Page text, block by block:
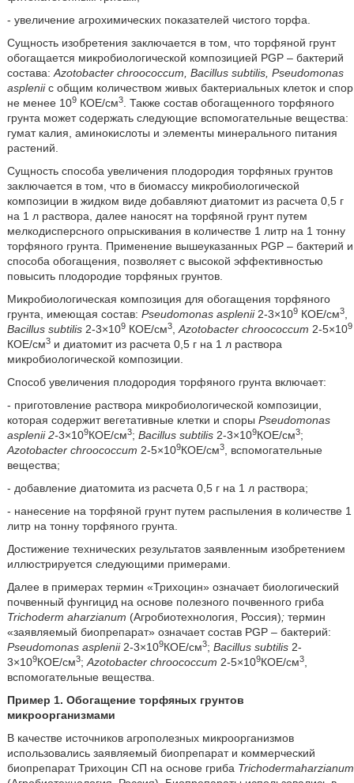
- увеличение агрохимических показателей чистого торфа.
Сущность изобретения заключается в том, что торфяной грунт
обогащается микробиологической композицией PGP – бактерий
состава: Azotobacter chroococcum, Bacillus subtilis, Pseudomonas
aspleniiс общим количеством живых бактериальных клеток и спор
не менее 109КОЕ/см3. Также состав обогащенного торфяного
грунта может содержать следующие вспомогательные вещества:
гумат калия, аминокислоты и элементы минерального питания
растений.
Сущность способа увеличения плодородия торфяных грунтов
заключается в том, что в биомассу микробиологической
композиции в жидком виде добавляют диатомит из расчета 0,5 г
на 1 л раствора, далее наносят на торфяной грунт путем
мелкодисперсного опрыскивания в количестве 1 литр на 1 тонну
торфяного грунта. Применение вышеуказанных PGP – бактерий и
способа обогащения, позволяет с высокой эффективностью
повысить плодородие торфяных грунтов.
Микробиологическая композиция для обогащения торфяного
грунта, имеющая состав: Pseudomonas asplenii2-3×109КОЕ/см3,
Bacillus subtilis2-3×109КОЕ/см3, Azotobacter chroococcum 2-5×109
КОЕ/см3и диатомит из расчета 0,5 г на 1 л раствора
микробиологической композиции.
Способ увеличения плодородия торфяного грунта включает:
- приготовление раствора микробиологической композиции,
которая содержит вегетативные клетки и споры Pseudomonas
asplenii 2-3×109КОЕ/см3; Bacillus subtilis2-3×109КОЕ/см3;
Azotobacter chroococcum 2-5×109КОЕ/см3, вспомогательные
вещества;
- добавление диатомита из расчета 0,5 г на 1 л раствора;
- нанесение на торфяной грунт путем распыления в количестве 1
литр на тонну торфяного грунта.
Достижение технических результатов заявленным изобретением
иллюстрируется следующими примерами.
Далее в примерах термин «Трихоцин» означает биологический
почвенный фунгицид на основе полезного почвенного гриба
Trichoderm aharzianum (Агробиотехнология, Россия); термин
«заявляемый биопрепарат» означает состав PGP – бактерий:
Pseudomonas asplenii 2-3×109КОЕ/см3; Bacillus subtilis2-
3×109КОЕ/см3; Azotobacter chroococcum 2-5×109КОЕ/см3,
вспомогательные вещества.
Пример 1. Обогащение торфяных грунтов
микроорганизмами
В качестве источников агрополезных микроорганизмов
использовались заявляемый биопрепарат и коммерческий
биопрепарат Трихоцин СП на основе гриба Trichodermaharzianum